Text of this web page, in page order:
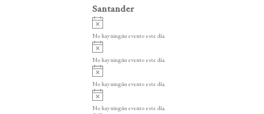
Santander
A
v
i
o
No hay ningún evento este día.
A
v
i
o
No hay ningún evento este día.
v
i
o
No hay ningún evento este día.
v
i
No hay ningún evento este día.